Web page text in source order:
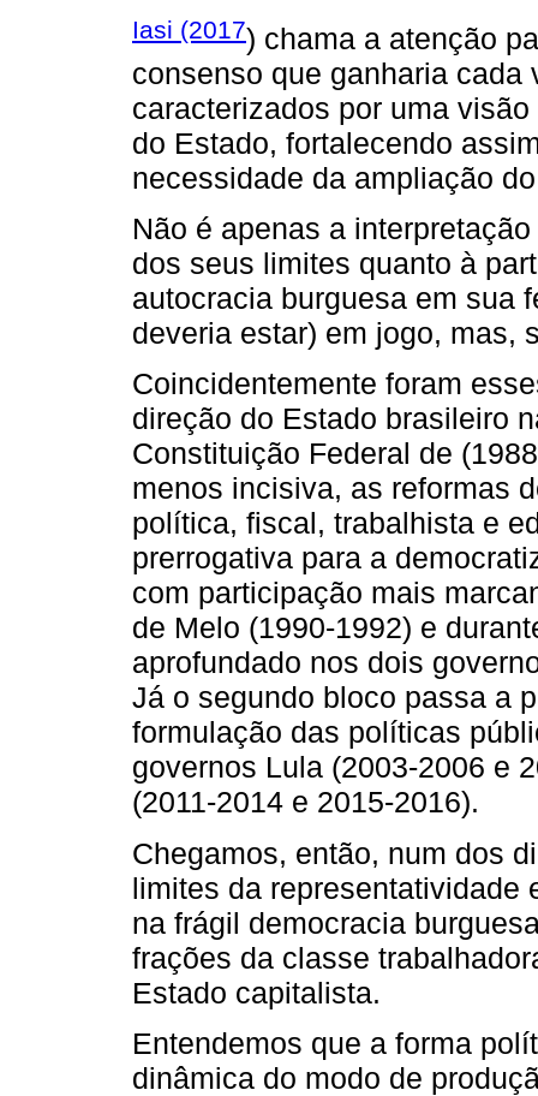
Iasi (2017) chama a atenção
consenso que ganharia
caracterizados por uma
do Estado, fortalecendo
necessidade da ampliação
Não é apenas a
dos seus limites quanto à
autocracia burguesa em sua
deveria estar) em jogo, mas,
Coincidentemente foram
direção do Estado brasileiro
Constituição Federal de
menos incisiva, as reformas
política, fiscal, trabalhista e
prerrogativa para a
com participação mais
de Melo (1990-1992) e
aprofundado nos dois
Já o segundo bloco passa a
formulação das políticas
governos Lula (2003-2006 e
(2011-2014 e 2015-2016).
Chegamos, então, num dos
limites da representatividade
na frágil democracia
frações da classe
Estado capitalista.
Entendemos que a forma
dinâmica do modo de